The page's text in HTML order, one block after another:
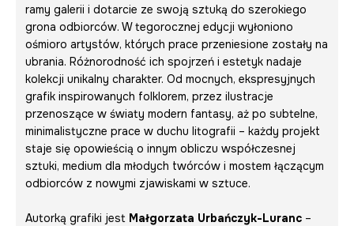
ramy galerii i dotarcie ze swoją sztuką do szerokiego
grona odbiorców. W tegorocznej edycji wyłoniono
ośmioro artystów, których prace przeniesione zostały na
ubrania. Różnorodność ich spojrzeń i estetyk nadaje
kolekcji unikalny charakter. Od mocnych, ekspresyjnych
grafik inspirowanych folklorem, przez ilustracje
przenoszące w światy modern fantasy, aż po subtelne,
minimalistyczne prace w duchu litografii – każdy projekt
staje się opowieścią o innym obliczu współczesnej
sztuki, medium dla młodych twórców i mostem łączącym
odbiorców z nowymi zjawiskami w sztuce.
Autorką grafiki jest Małgorzata Urbańczyk-Luranc –